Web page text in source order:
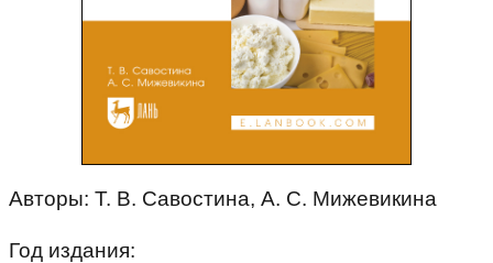
Авторы: Т. В. Савостина, А. С. Мижевикина
Год издания: